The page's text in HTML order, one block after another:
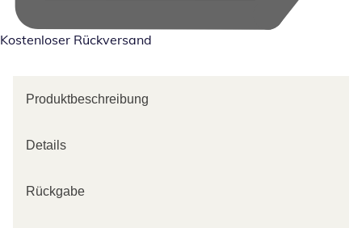
Kostenloser Rückversand
Produktbeschreibung
Details
Rückgabe